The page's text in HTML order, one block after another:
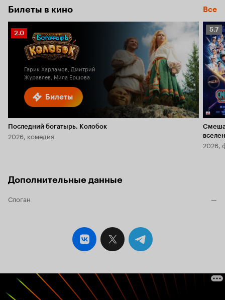
Билеты в кино Все
Билеты
Рейтинг
Кинопоиска
2.0
Гарик Харламов, Дмитрий
Журавлев, Мила Ершова
Последний богатырь. Колобок
2026, комедия
5.7
5.7
2026,
Дополнительные данные
Слоган —